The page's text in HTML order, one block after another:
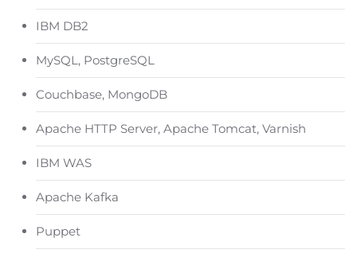
IBM DB2
MySQL, PostgreSQL
Couchbase, MongoDB
Apache HTTP Server, Apache Tomcat, Varnish
IBM WAS
Apache Kafka
Puppet